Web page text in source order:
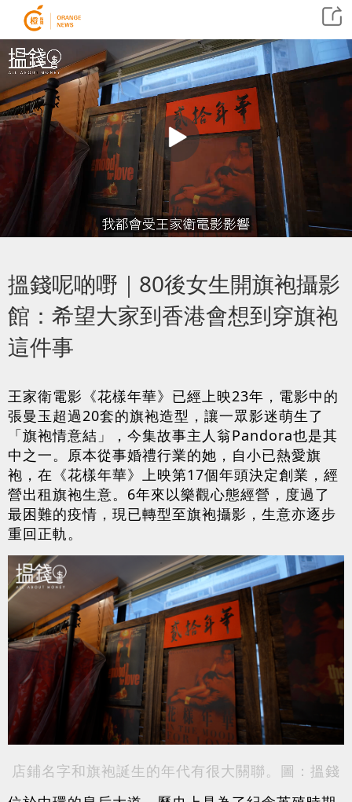
搵錢呢啲嘢｜80後女生開旗袍攝影
館：希望大家到香港會想到穿旗袍
這件事
王家衛電影《花樣年華》已經上映23年，電影中的
張曼玉超過20套的旗袍造型，讓一眾影迷萌生了
「旗袍情意結」，今集故事主人翁Pandora也是其
中之一。原本從事婚禮行業的她，自小已熱愛旗
袍，在《花樣年華》上映第17個年頭決定創業，經
營出租旗袍生意。6年來以樂觀心態經營，度過了
最困難的疫情，現已轉型至旗袍攝影，生意亦逐步
重回正軌。
店鋪名字和旗袍誕生的年代有很大關聯。圖：搵錢